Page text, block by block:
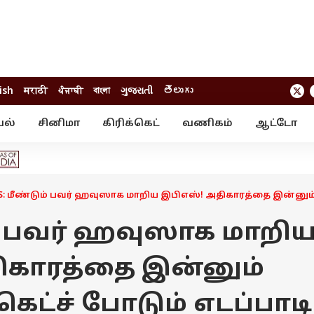
मराठी ਪੰਜਾਬੀ বাংলা ગુજરાતી తెలుగు
சினிமா கிரிக்கெட் வணிகம் ஆட்டோ
மீண்டும் பவர் ஹவுஸாக மாறிய இபிஎஸ்! அதிகாரத்தை இன்னும்
பவர் ஹவுஸாக மாறிய
இன்னும்
போடும் எடப்பாடி